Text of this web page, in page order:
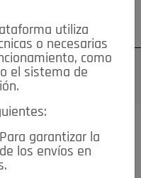
su contraseña?
utiliza
o necesarias
como
el sistema de
garantizar la
los envíos en